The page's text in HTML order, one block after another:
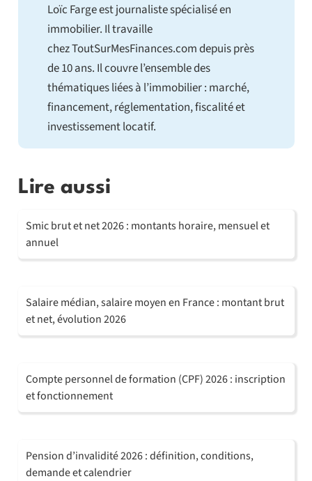
Loïc Farge est journaliste spécialisé en
immobilier. Il travaille
chez ToutSurMesFinances.com depuis près
de 10 ans. Il couvre l’ensemble des
thématiques liées à l’immobilier : marché,
financement, réglementation, fiscalité et
investissement locatif.
Lire aussi
Smic brut et net 2026 : montants horaire, mensuel et
annuel
Salaire médian, salaire moyen en France : montant brut
et net, évolution 2026
Compte personnel de formation (CPF) 2026 : inscription
et fonctionnement
Pension d’invalidité 2026 : définition, conditions,
demande et calendrier